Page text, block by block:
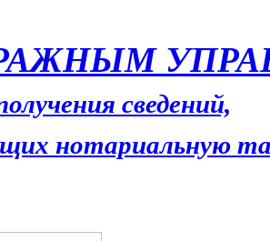
сведений,
нотариальную